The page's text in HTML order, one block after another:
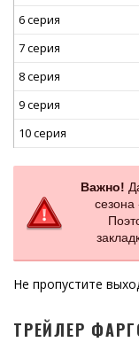
6 серия
7 серия
8 серия
9 серия
10 серия
Важно!
сезона
Не пропустите
ТРЕЙЛЕР